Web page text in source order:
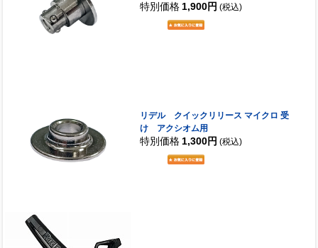
特別価格 1,900円 (税込)
リデル クイックリリース マイクロ 受
け アクシオム用
特別価格 1,300円 (税込)